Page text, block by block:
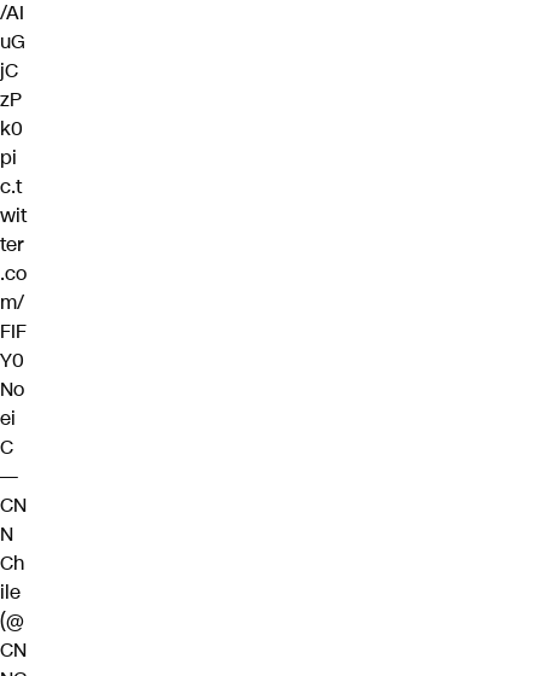
/AI
uG
jC
zP
k0
pi
c.t
wit
ter
.co
m/
FIF
Y0
No
ei
C
—
CN
N
Ch
ile
(@
CN